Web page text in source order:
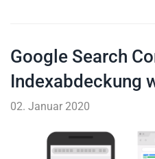
Google Search
Indexabdeckung
02. Januar 2020